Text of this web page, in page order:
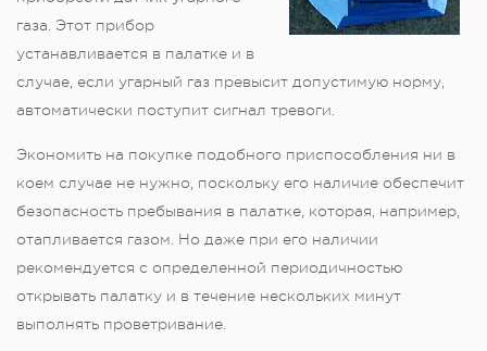
газа. Этот прибор
устанавливается в палатке и в
случае, если угарный газ превысит допустимую норму,
автоматически поступит сигнал тревоги.
Экономить на покупке подобного приспособления ни в
коем случае не нужно, поскольку его наличие обеспечит
безопасность пребывания в палатке, которая, например,
отапливается газом. Но даже при его наличии
рекомендуется с определенной периодичностью
открывать палатку и в течение нескольких минут
выполнять проветривание.